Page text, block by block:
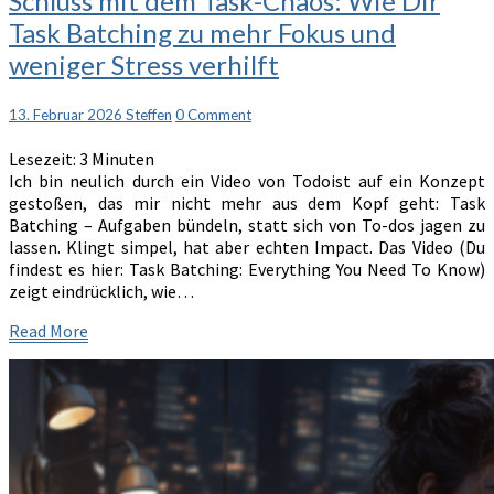
mit
dem
Task-
Chaos:
Wie
Dir
Task
Batching
zu
mehr
Fokus
und
weniger
Stress
verhilft
Task Batching zu mehr Fokus und
weniger Stress verhilft
13. Februar 2026 Steffen Comments
0 Comment
Lesezeit: 3 Minuten
Ich bin neulich durch ein Video von Todoist auf ein Konzept
gestoßen, das mir nicht mehr aus dem Kopf geht: Task
Batching – Aufgaben bündeln, statt sich von To-dos jagen zu
lassen. Klingt simpel, hat aber echten Impact. Das Video (Du
findest es hier: Task Batching: Everything You Need To Know)
zeigt eindrücklich, wie…
Read More